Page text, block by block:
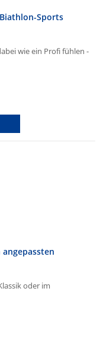
Sports
wie ein Profi fühlen -
oder im